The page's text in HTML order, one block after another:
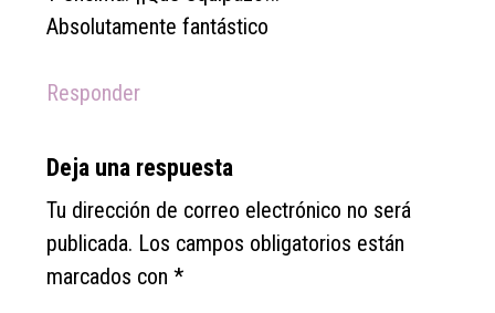
Absolutamente fantástico
Responder
Deja una respuesta
Tu dirección de correo electrónico no será
publicada. Los campos obligatorios están
marcados con*